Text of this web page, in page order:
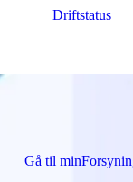
Driftstatus
Gå til